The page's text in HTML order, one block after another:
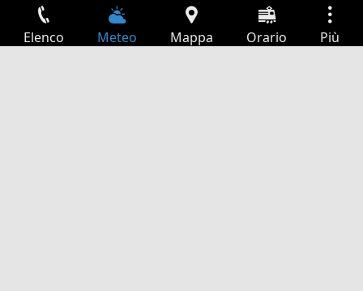
Elenco Meteo Mappa Orario Più